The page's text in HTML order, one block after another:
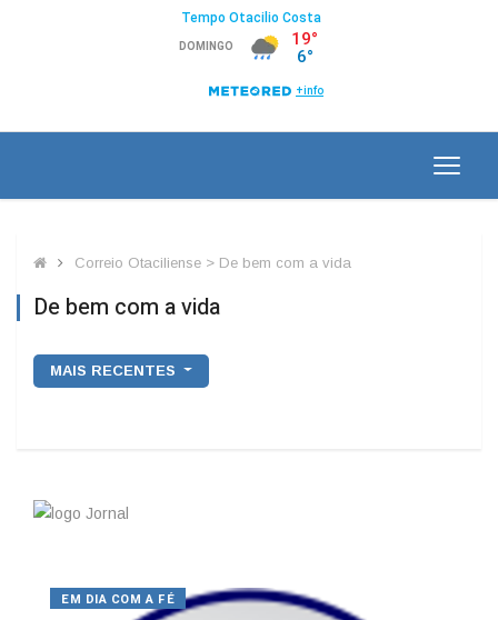
Correio Otaciliense > De bem com a vida
De bem com a vida
MAIS RECENTES
EM DIA COM A FÉ